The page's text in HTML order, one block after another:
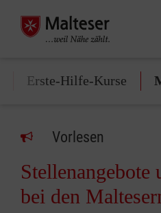
Erste-Hilfe-Kurse
Vorlesen
Stellenangebote
bei den